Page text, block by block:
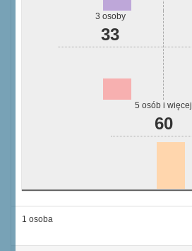
3 osoby
33
5 osób i więcej
60
1 osoba